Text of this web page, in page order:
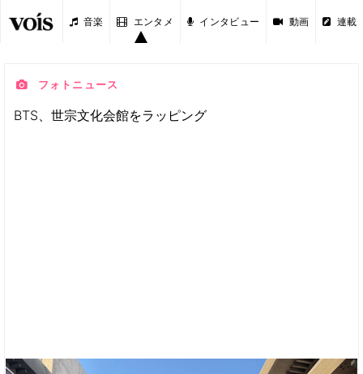
音楽 エンタメ インタビュー 動画 連載
フォトニュース
BTS、世宗文化会館をラッピング